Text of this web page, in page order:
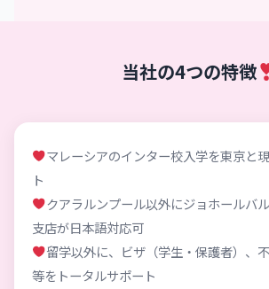
当社の4つの特徴
マレーシアのインター校入学を東京と
ト
クアラルンプール以外にジョホールバ
支店が日本語対応可
留学以外に、ビザ（学生・保護者）、
等をトータルサポート